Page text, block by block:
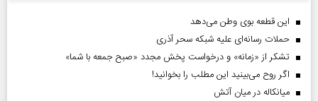
این قطعه بوی وطن می‌دهد
حملات رسانه‌ای علیه شبکه سحر آذری
تشکر از «زمانه» و درخواست پخش مجدد «صبح جمعه با شما»
اگر روح می‌بینید این مطلب را بخوانید!
میانکاله در میان آتش